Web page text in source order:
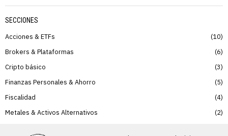
SECCIONES
Acciones & ETFs
10
Brokers & Plataformas
6
Cripto básico
3
Finanzas Personales & Ahorro
5
Fiscalidad
4
Metales & Activos Alternativos
2